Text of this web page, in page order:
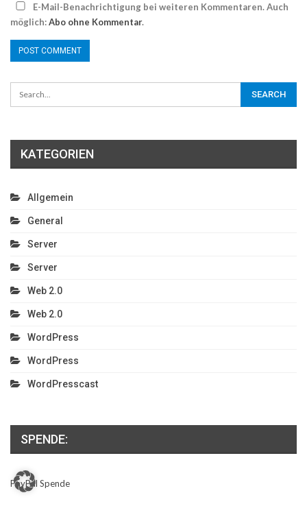
E-Mail-Benachrichtigung bei weiteren Kommentaren. Auch
möglich:Abo ohne Kommentar.
KATEGORIEN
Allgemein
General
Server
Server
Web 2.0
Web 2.0
WordPress
WordPress
WordPresscast
SPENDE:
PayPal Spende